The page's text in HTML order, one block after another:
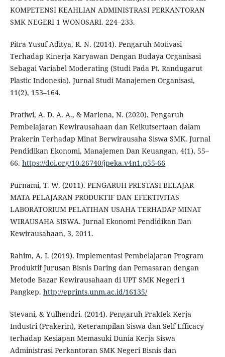
KOMPETENSI KEAHLIAN ADMINISTRASI PERKANTORAN
SMK NEGERI 1 WONOSARI. 224–233.
Pitra Yusuf Aditya, R. N. (2014). Pengaruh Motivasi
Terhadap Kinerja Karyawan Dengan Budaya Organisasi
Sebagai Variabel Moderating (Studi Pada Pt. Randugarut
Plastic Indonesia). Jurnal Studi Manajemen Organisasi,
11(2), 153–164.
Pratiwi, A. D. A. A., & Marlena, N. (2020). Pengaruh
Pembelajaran Kewirausahaan dan Keikutsertaan dalam
Prakerin Terhadap Minat Berwirausaha Siswa SMK. Jurnal
Pendidikan Ekonomi, Manajemen Dan Keuangan, 4(1), 55–
66. https://doi.org/10.26740/jpeka.v4n1.p55-66
Purnami, T. W. (2011). PENGARUH PRESTASI BELAJAR
MATA PELAJARAN PRODUKTIF DAN EFEKTIVITAS
LABORATORIUM PELATIHAN USAHA TERHADAP MINAT
WIRAUSAHA SISWA. Jurnal Ekonomi Pendidikan Dan
Kewirausahaan, 3, 2011.
Rahim, A. I. (2019). Implementasi Pembelajaran Program
Produktif Jurusan Bisnis Daring dan Pemasaran dengan
Metode Bazar Kewirausahaan di UPT SMK Negeri 1
Pangkep. http://eprints.unm.ac.id/16135/
Stevani, & Yulhendri. (2014). Pengaruh Praktek Kerja
Industri (Prakerin), Keterampilan Siswa dan Self Efficacy
terhadap Kesiapan Memasuki Dunia Kerja Siswa
Administrasi Perkantoran SMK Negeri Bisnis dan